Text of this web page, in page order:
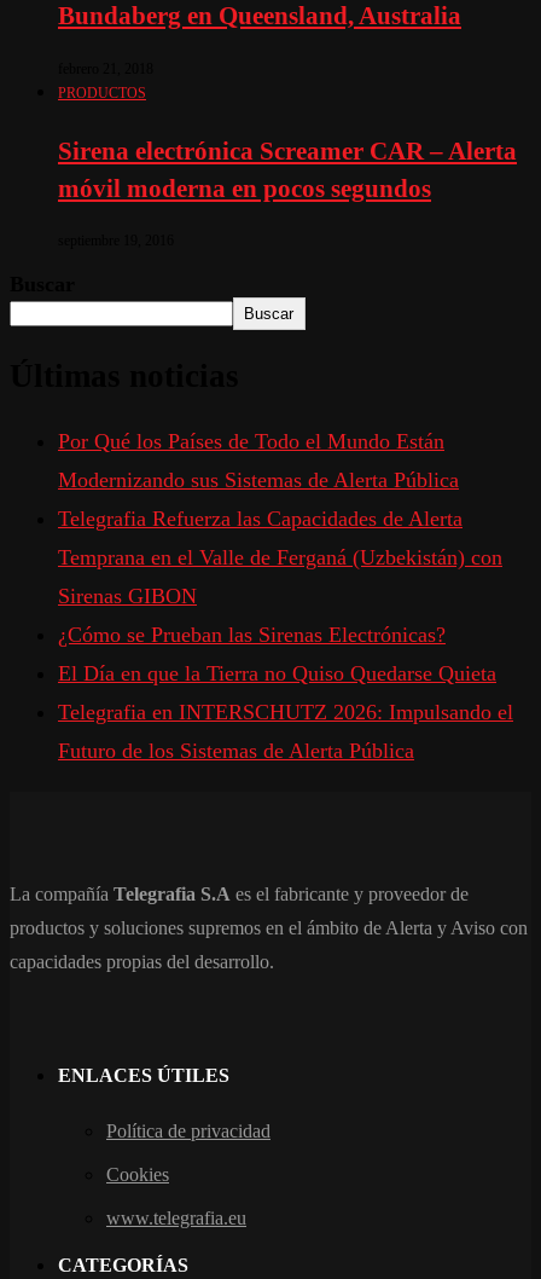
Bundaberg en Queensland, Australia
PRODUCTOS
Sirena electrónica Screamer CAR – Alerta
móvil moderna en pocos segundos
Buscar
Por Qué los Países de Todo el Mundo Están
Modernizando sus Sistemas de Alerta Pública
Telegrafia Refuerza las Capacidades de Alerta
Temprana en el Valle de Ferganá (Uzbekistán) con
Sirenas GIBON
¿Cómo se Prueban las Sirenas Electrónicas?
El Día en que la Tierra no Quiso Quedarse Quieta
Telegrafia en INTERSCHUTZ 2026: Impulsando el
Futuro de los Sistemas de Alerta Pública
La compañía Telegrafia S.A es el fabricante y proveedor de
productos y soluciones supremos en el ámbito de Alerta y Aviso con
capacidades propias del desarrollo.
ENLACES ÚTILES
Política de privacidad
Cookies
www.telegrafia.eu
CATEGORÍAS